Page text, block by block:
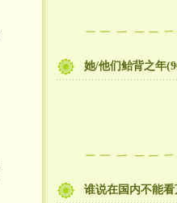
她/他们鲐背之年
谁说在国内不能